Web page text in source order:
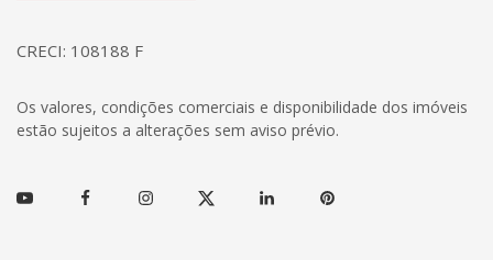
CRECI: 108188 F
Os valores, condições comerciais e disponibilidade dos imóveis
estão sujeitos a alterações sem aviso prévio.
Youtube FacebookInstagramTwitter Linkedin Pinterest